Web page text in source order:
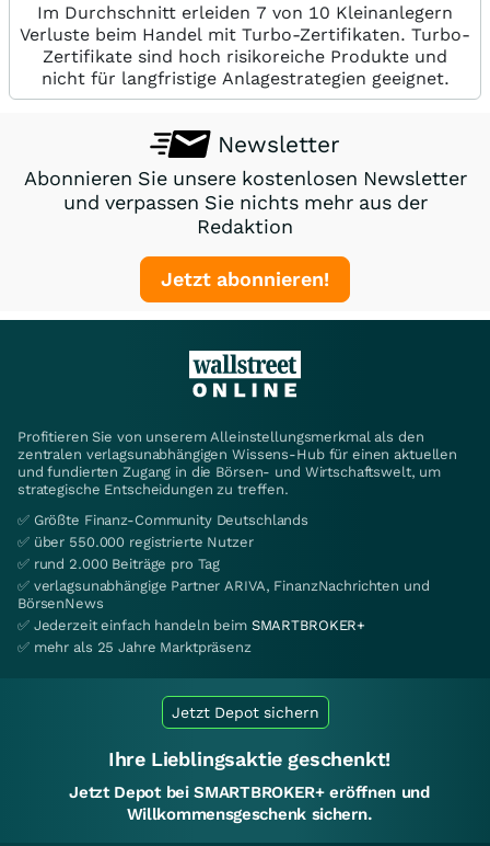
Im Durchschnitt erleiden 7 von 10 Kleinanlegern
Verluste beim Handel mit Turbo-Zertifikaten. Turbo-
Zertifikate sind hoch risikoreiche Produkte und
nicht für langfristige Anlagestrategien geeignet.
Newsletter
Abonnieren Sie unsere kostenlosen Newsletter
und verpassen Sie nichts mehr aus der
Redaktion
Jetzt abonnieren!
Profitieren Sie von unserem Alleinstellungsmerkmal als den
zentralen verlagsunabhängigen Wissens-Hub für einen aktuellen
und fundierten Zugang in die Börsen- und Wirtschaftswelt, um
strategische Entscheidungen zu treffen.
✅ Größte Finanz-Community Deutschlands
✅ über 550.000 registrierte Nutzer
✅ rund 2.000 Beiträge pro Tag
✅ verlagsunabhängige Partner ARIVA, FinanzNachrichten und
BörsenNews
✅ Jederzeit einfach handeln beim SMARTBROKER+
✅ mehr als 25 Jahre Marktpräsenz
Jetzt Depot sichern
Ihre Lieblingsaktie geschenkt!
Jetzt Depot bei SMARTBROKER+ eröffnen und
Willkommensgeschenk sichern.